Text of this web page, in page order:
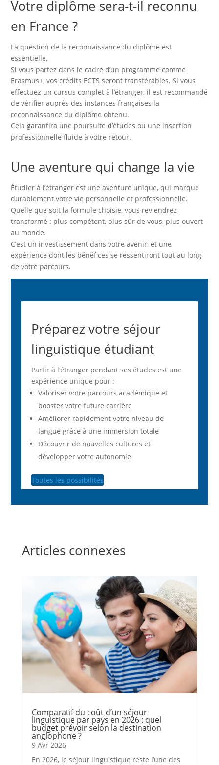
Votre diplôme sera-t-il reconnu
en France ?
La question de la reconnaissance du diplôme est
essentielle.
Si vous partez dans le cadre d’un programme comme
Erasmus+, vos crédits ECTS seront transférables. Si vous
effectuez un cursus complet à l’étranger, il est recommandé
de vérifier auprès des instances françaises la
reconnaissance du diplôme obtenu.
Cela garantira une poursuite d’études ou une insertion
professionnelle fluide à votre retour.
Une aventure qui change la vie
Étudier à l’étranger est une aventure unique, qui marque
durablement votre vie personnelle et professionnelle.
Quelle que soit la formule choisie, vous reviendrez
transformé : plus compétent, plus sûr de vous, plus ouvert
au monde.
C’est un investissement dans votre avenir, et une
expérience dont les bénéfices se ressentiront tout au long
de votre parcours.
Préparez votre séjour
linguistique étudiant
Partir à l’étranger pendant ses études est une
expérience unique pour :
Valoriser votre parcours académique et
booster votre future carrière
Améliorer rapidement votre niveau de
langue grâce à une immersion totale
Découvrir de nouvelles cultures et
développer votre autonomie
Toutes les possibilités
Articles connexes
Comparatif du coût d’un séjour
linguistique par pays en 2026 : quel
budget prévoir selon la destination
anglophone ?
9 Avr 2026
En 2026, le séjour linguistique reste l’une des